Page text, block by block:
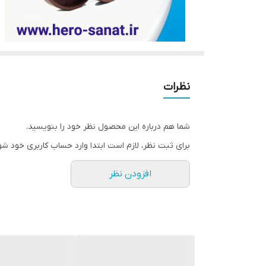
نظرات
شما هم درباره این محصول نظر خود را بنویسید.
برای ثبت نظر، لازم است ابتدا وارد حساب کاربری خود
افزودن نظر